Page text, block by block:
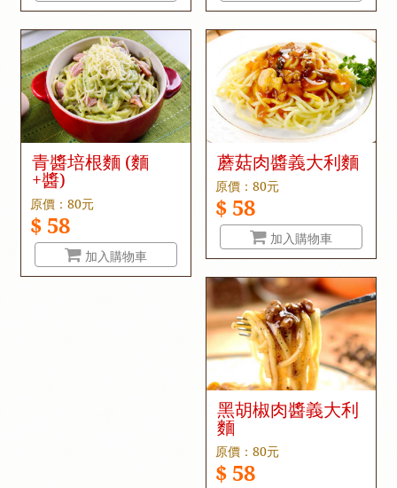
青醬培根麵 (麵
+醬)
原價：80元
$ 58
加入購物車
蘑菇肉醬義大利麵
原價：80元
$ 58
加入購物車
黑胡椒肉醬義大利
麵
原價：80元
$ 58